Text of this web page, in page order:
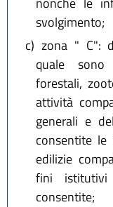
svolgimento;
c) zona " C":
quale sono
forestali,
attività
generali e
consentite
edilizie
fini
consentite;